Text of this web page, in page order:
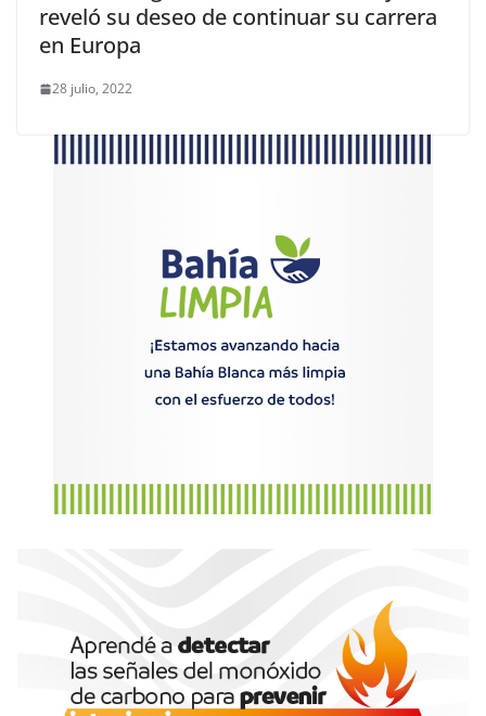
reveló su deseo de continuar su carrera
en Europa
28 julio, 2022